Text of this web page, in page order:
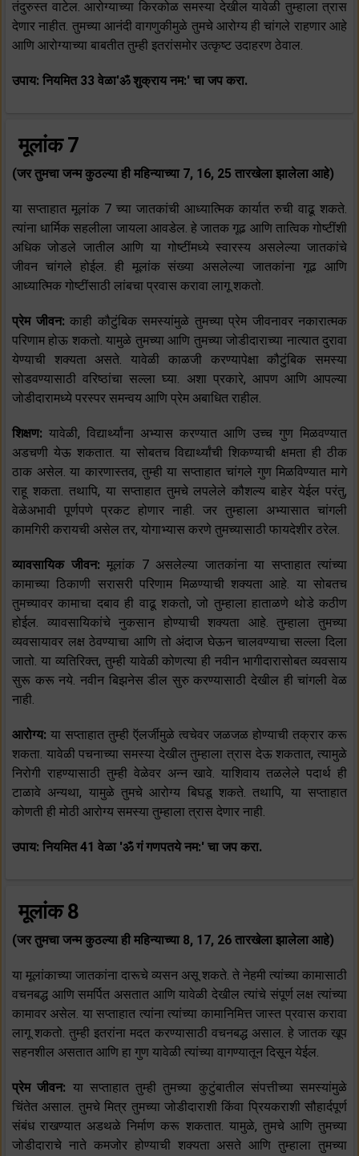
तंदुरुस्त वाटेल. आरोग्याच्या किरकोळ समस्या देखील यावेळी तुम्हाला त्रास
देणार नाहीत. तुमच्या आनंदी वागणुकीमुळे तुमचे आरोग्य ही चांगले राहणार आहे
आणि आरोग्याच्या बाबतीत तुम्ही इतरांसमोर उत्कृष्ट उदाहरण ठेवाल.
उपाय: नियमित 33 वेळा'ॐ शुक्राय नम:' चा जप करा.
मूलांक 7
(जर तुमचा जन्म कुठल्या ही महिन्याच्या 7, 16, 25 तारखेला झालेला आहे)
या सप्ताहात मूलांक 7 च्या जातकांची आध्यात्मिक कार्यात रुची वाढू शकते.
त्यांना धार्मिक सहलीला जायला आवडेल. हे जातक गूढ आणि तात्विक गोष्टींशी
अधिक जोडले जातील आणि या गोष्टींमध्ये स्वारस्य असलेल्या जातकांचे
जीवन चांगले होईल. ही मूलांक संख्या असलेल्या जातकांना गूढ आणि
आध्यात्मिक गोष्टींसाठी लांबचा प्रवास करावा लागू शकतो.
प्रेम जीवन: काही कौटुंबिक समस्यांमुळे तुमच्या प्रेम जीवनावर नकारात्मक
परिणाम होऊ शकतो. यामुळे तुमच्या आणि तुमच्या जोडीदाराच्या नात्यात दुरावा
येण्याची शक्यता असते. यावेळी काळजी करण्यापेक्षा कौटुंबिक समस्या
सोडवण्यासाठी वरिष्ठांचा सल्ला घ्या. अशा प्रकारे, आपण आणि आपल्या
जोडीदारामध्ये परस्पर समन्वय आणि प्रेम अबाधित राहील.
शिक्षण: यावेळी, विद्यार्थ्यांना अभ्यास करण्यात आणि उच्च गुण मिळवण्यात
अडचणी येऊ शकतात. या सोबतच विद्यार्थ्यांची शिकण्याची क्षमता ही ठीक
ठाक असेल. या कारणास्तव, तुम्ही या सप्ताहात चांगले गुण मिळविण्यात मागे
राहू शकता. तथापि, या सप्ताहात तुमचे लपलेले कौशल्य बाहेर येईल परंतु,
वेळेअभावी पूर्णपणे प्रकट होणार नाही. जर तुम्हाला अभ्यासात चांगली
कामगिरी करायची असेल तर, योगाभ्यास करणे तुमच्यासाठी फायदेशीर ठरेल.
व्यावसायिक जीवन: मूलांक 7 असलेल्या जातकांना या सप्ताहात त्यांच्या
कामाच्या ठिकाणी सरासरी परिणाम मिळण्याची शक्यता आहे. या सोबतच
तुमच्यावर कामाचा दबाव ही वाढू शकतो, जो तुम्हाला हाताळणे थोडे कठीण
होईल. व्यावसायिकांचे नुकसान होण्याची शक्यता आहे. तुम्हाला तुमच्या
व्यवसायावर लक्ष ठेवण्याचा आणि तो अंदाज घेऊन चालवण्याचा सल्ला दिला
जातो. या व्यतिरिक्त, तुम्ही यावेळी कोणत्या ही नवीन भागीदारासोबत व्यवसाय
सुरू करू नये. नवीन बिझनेस डील सुरु करण्यासाठी देखील ही चांगली वेळ
नाही.
आरोग्य: या सप्ताहात तुम्ही ऍलर्जीमुळे त्वचेवर जळजळ होण्याची तक्रार करू
शकता. यावेळी पचनाच्या समस्या देखील तुम्हाला त्रास देऊ शकतात, त्यामुळे
निरोगी राहण्यासाठी तुम्ही वेळेवर अन्न खावे. याशिवाय तळलेले पदार्थ ही
टाळावे अन्यथा, यामुळे तुमचे आरोग्य बिघडू शकते. तथापि, या सप्ताहात
कोणती ही मोठी आरोग्य समस्या तुम्हाला त्रास देणार नाही.
उपाय: नियमित 41 वेळा 'ॐ गं गणपतये नम:' चा जप करा.
मूलांक 8
(जर तुमचा जन्म कुठल्या ही महिन्याच्या 8, 17, 26 तारखेला झालेला आहे)
या मूलांकाच्या जातकांना दारूचे व्यसन असू शकते. ते नेहमी त्यांच्या कामासाठी
वचनबद्ध आणि समर्पित असतात आणि यावेळी देखील त्यांचे संपूर्ण लक्ष त्यांच्या
कामावर असेल. या सप्ताहात त्यांना त्यांच्या कामानिमित्त जास्त प्रवास करावा
लागू शकतो. तुम्ही इतरांना मदत करण्यासाठी वचनबद्ध असाल. हे जातक खूप
सहनशील असतात आणि हा गुण यावेळी त्यांच्या वागण्यातून दिसून येईल.
प्रेम जीवन: या सप्ताहात तुम्ही तुमच्या कुटुंबातील संपत्तीच्या समस्यांमुळे
चिंतेत असाल. तुमचे मित्र तुमच्या जोडीदाराशी किंवा प्रियकराशी सौहार्दपूर्ण
संबंध राखण्यात अडथळे निर्माण करू शकतात. यामुळे, तुमचे आणि तुमच्या
जोडीदाराचे नाते कमजोर होण्याची शक्यता असते आणि तुम्हाला तुमच्या